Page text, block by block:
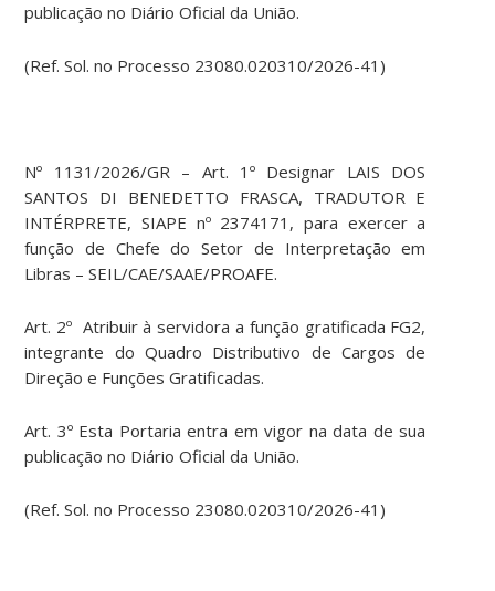
publicação no Diário Oficial da União.
(Ref. Sol. no Processo 23080.020310/2026-41)
Nº 1131/2026/GR – Art. 1º Designar LAIS DOS
SANTOS DI BENEDETTO FRASCA, TRADUTOR E
INTÉRPRETE, SIAPE nº 2374171, para exercer a
função de Chefe do Setor de Interpretação em
Libras – SEIL/CAE/SAAE/PROAFE.
Art. 2º Atribuir à servidora a função gratificada FG2,
integrante do Quadro Distributivo de Cargos de
Direção e Funções Gratificadas.
Art. 3º Esta Portaria entra em vigor na data de sua
publicação no Diário Oficial da União.
(Ref. Sol. no Processo 23080.020310/2026-41)